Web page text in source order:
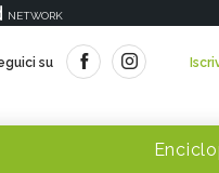
NETWORK
su